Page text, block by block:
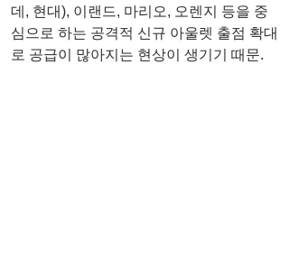
데, 현대), 이랜드, 마리오, 오렌지 등을 중
심으로 하는 공격적 신규 아울렛 출점 확대
로 공급이 많아지는 현상이 생기기 때문.